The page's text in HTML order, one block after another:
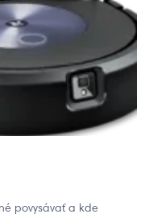
povysávať a kde